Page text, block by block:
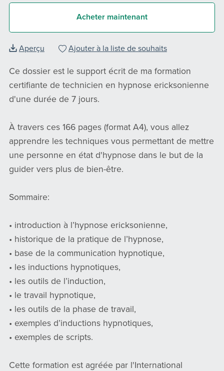
Acheter maintenant
Aperçu Ajouter à la liste de souhaits
Ce dossier est le support écrit de ma formation
certifiante de technicien en hypnose ericksonienne
d'une durée de 7 jours.
À travers ces 166 pages (format A4), vous allez
apprendre les techniques vous permettant de mettre
une personne en état d'hypnose dans le but de la
guider vers plus de bien-être.
Sommaire:
• introduction à l’hypnose ericksonienne,
• historique de la pratique de l’hypnose,
• base de la communication hypnotique,
• les inductions hypnotiques,
• les outils de l’induction,
• le travail hypnotique,
• les outils de la phase de travail,
• exemples d’inductions hypnotiques,
• exemples de scripts.
Cette formation est agréée par l'International